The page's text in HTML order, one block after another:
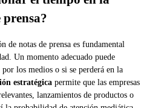
Un momento adecuado puede
los medios o si se perderá en la
estratégica permite que las empresas
lanzamientos de productos o